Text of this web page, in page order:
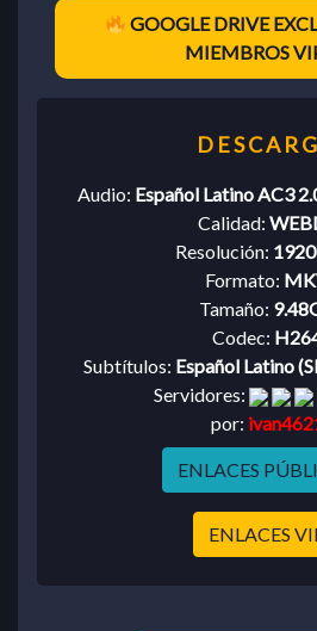
GOOGLE DRIVE
MIEMBROS
Audio: Español Latino AC3
Calidad:
Resolución:
Formato:
Tamaño:
Codec:
Subtítulos: Español Latino
Servidores:
por:
ENLACES
ENLACES